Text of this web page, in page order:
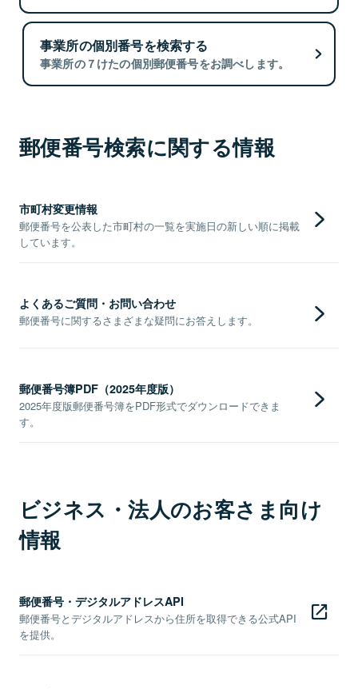
事業所の個別番号を検索する
事業所の７けたの個別郵便番号をお調べします。
郵便番号検索に関する情報
市町村変更情報
郵便番号を公表した市町村の一覧を実施日の新しい順に掲載
しています。
よくあるご質問・お問い合わせ
郵便番号に関するさまざまな疑問にお答えします。
郵便番号簿PDF（2025年度版）
2025年度版郵便番号簿をPDF形式でダウンロードできま
す。
ビジネス・法人のお客さま向け
情報
郵便番号・デジタルアドレスAPI
郵便番号とデジタルアドレスから住所を取得できる公式API
を提供。